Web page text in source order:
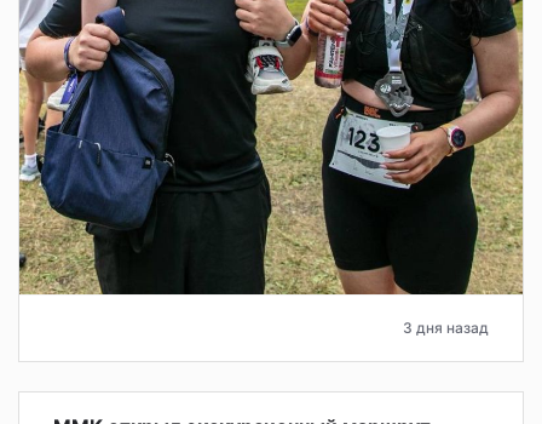
3 дня назад